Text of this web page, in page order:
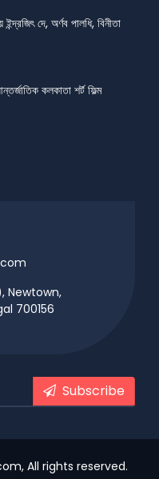
দে, অর্ণব পালধি, বিনীতা
কলকাতা শর্ট ফিল্ম
Newtown,
700156
Subscribe
All rights reserved.